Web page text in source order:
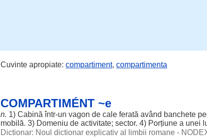
Cuvinte apropiate: compartiment, compartimenta
COMPARTIMÉNT ~e
n. 1) Cabină într-un vagon de cale ferată având banchete
mobilă. 3) Domeniu de activitate; sector. 4) Porțiune a unei
Dictionar: Noul dictionar explicativ al limbii romane -